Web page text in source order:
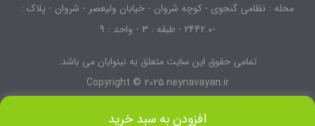
افزودن به سبد خرید
محله : نظامی گنجوی - کوچه شروان - خیابان ولیعصر - شروان - پلاک :
-2442.0 - طبقه : 3 - واحد : 9
تمامی حقوق این سایت متعلق به نینوایان می باشد.
Copyright © 2025 neynavayan.ir